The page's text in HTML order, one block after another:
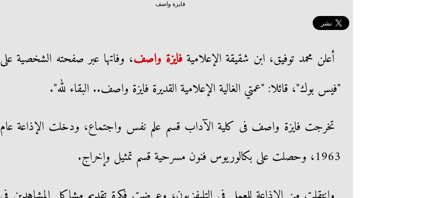
فايزة واصف
أعلن محمد توفيق، ابن شقيقة الإعلاميةفايزة واصف، وفاتها عبر صفحته الشخصية على
"فيس بوك"، قائلا: "عمتي الغالية الإعلامية القديرة فايزة واصف.. البقاء لله".
تخرجت فايزة واصف فى كلية الآداب قسم علم نفس واجتماع، ودخلت الإذاعة عام
1963، وحصلت على بكالوريوس فنون مسرحية قسم تمثيل وإخراج.